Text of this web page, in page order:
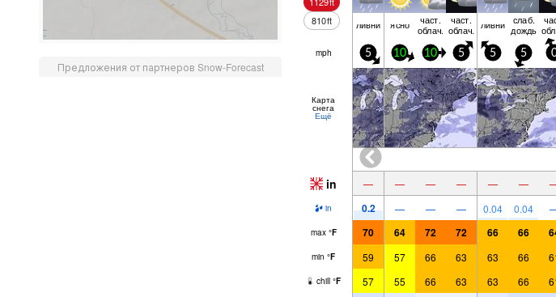
Предложения от партнеров Snow-Forecast
810ft ливни ясно част.
облач.
част.
облач. ливни слаб.
дождь
mph 5 10 10 5 5 5
Карта
снега
Ещё
in — — — — — —
in 0.2 — — — 0.04 0.04
max °F 70 64 72 72 66 66
min °F 59 57 66 63 63 66
chill °F 57 55 66 63 63 66